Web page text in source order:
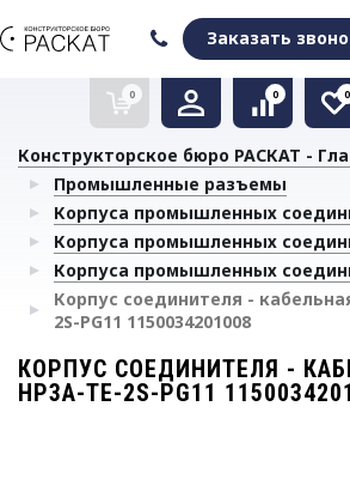
Заказать
0
Очистить список
0
Очистить
0
Конструкторское бюро РАСКАТ -
Промышленные разъемы
Корпуса промышленных
Корпуса промышленных
Корпуса промышленных
Корпус соединителя -
2S-PG11 1150034201008
КОРПУС СОЕДИНИТЕЛЯ -
HP3A-TE-2S-PG11